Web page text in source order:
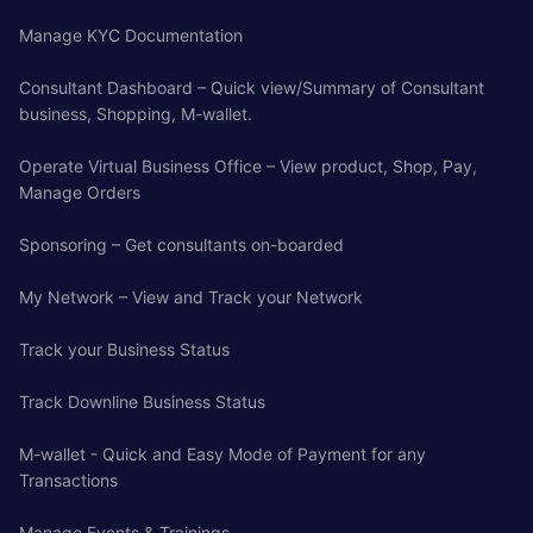
Manage KYC Documentation
Consultant Dashboard – Quick view/Summary of Consultant
business, Shopping, M-wallet.
Operate Virtual Business Office – View product, Shop, Pay,
Manage Orders
Sponsoring – Get consultants on-boarded
My Network – View and Track your Network
Track your Business Status
Track Downline Business Status
M-wallet - Quick and Easy Mode of Payment for any
Transactions